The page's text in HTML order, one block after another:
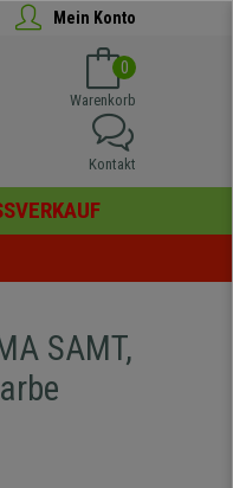
Mein Konto
0
Warenkorb
Kontakt
SAMT,